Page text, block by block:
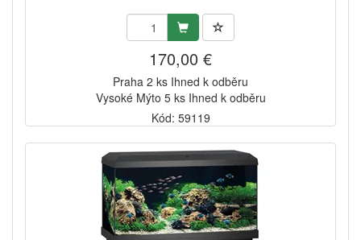
170,00 €
Praha 2 ks Ihned k odběru
Vysoké Mýto 5 ks Ihned k odběru
Kód: 59119